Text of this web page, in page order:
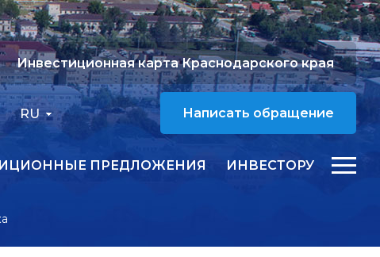
RU
Инвестиционная карта Краснодарского края
Написать обращение
ПРЕДЛОЖЕНИЯ ИНВЕСТОРУ